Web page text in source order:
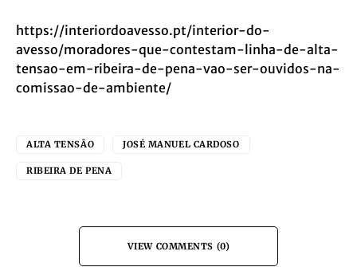
https://interiordoavesso.pt/interior-do-
avesso/moradores-que-contestam-linha-de-alta-
tensao-em-ribeira-de-pena-vao-ser-ouvidos-na-
comissao-de-ambiente/
ALTA TENSÃO JOSÉ MANUEL CARDOSO
RIBEIRA DE PENA
VIEW COMMENTS (0)